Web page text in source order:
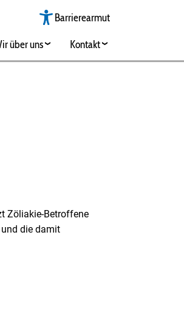
Barrierearmut
über uns Kontakt
Zöliakie-Betroffene
die damit